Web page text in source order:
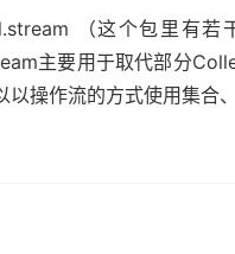
（这个包里有若
主要用于取代部分
操作流的方式使用集合